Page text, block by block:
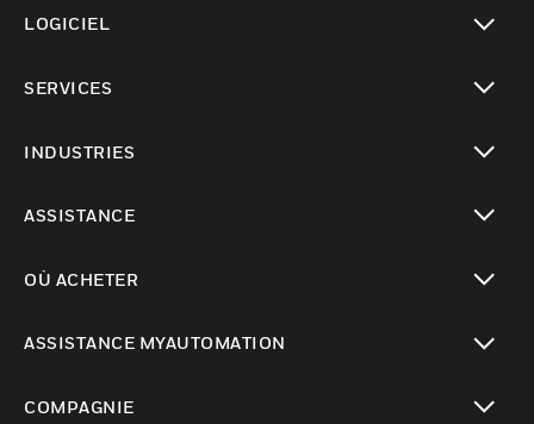
LOGICIEL
SERVICES
INDUSTRIES
ASSISTANCE
OÙ ACHETER
ASSISTANCE MYAUTOMATION
COMPAGNIE